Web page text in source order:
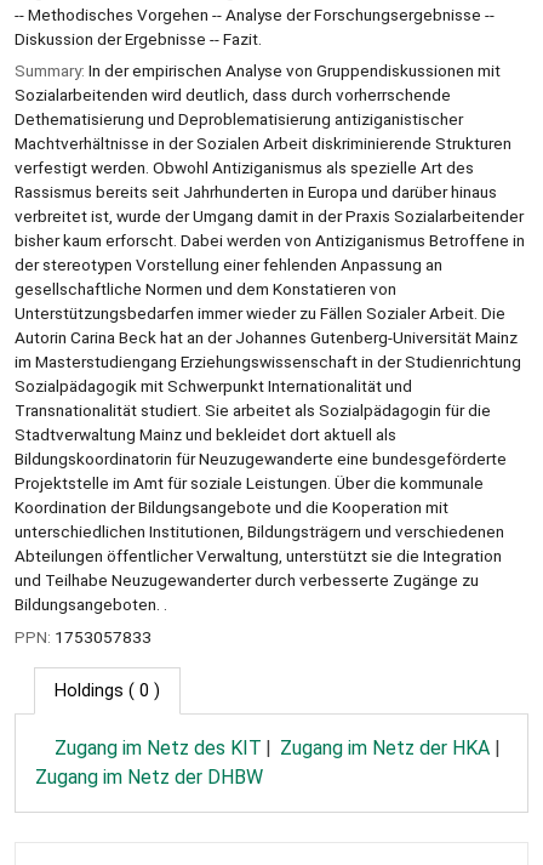
-- Methodisches Vorgehen -- Analyse der Forschungsergebnisse --
Diskussion der Ergebnisse -- Fazit.
Summary: In der empirischen Analyse von Gruppendiskussionen mit
Sozialarbeitenden wird deutlich, dass durch vorherrschende
Dethematisierung und Deproblematisierung antiziganistischer
Machtverhältnisse in der Sozialen Arbeit diskriminierende Strukturen
verfestigt werden. Obwohl Antiziganismus als spezielle Art des
Rassismus bereits seit Jahrhunderten in Europa und darüber hinaus
verbreitet ist, wurde der Umgang damit in der Praxis Sozialarbeitender
bisher kaum erforscht. Dabei werden von Antiziganismus Betroffene in
der stereotypen Vorstellung einer fehlenden Anpassung an
gesellschaftliche Normen und dem Konstatieren von
Unterstützungsbedarfen immer wieder zu Fällen Sozialer Arbeit. Die
Autorin Carina Beck hat an der Johannes Gutenberg-Universität Mainz
im Masterstudiengang Erziehungswissenschaft in der Studienrichtung
Sozialpädagogik mit Schwerpunkt Internationalität und
Transnationalität studiert. Sie arbeitet als Sozialpädagogin für die
Stadtverwaltung Mainz und bekleidet dort aktuell als
Bildungskoordinatorin für Neuzugewanderte eine bundesgeförderte
Projektstelle im Amt für soziale Leistungen. Über die kommunale
Koordination der Bildungsangebote und die Kooperation mit
unterschiedlichen Institutionen, Bildungsträgern und verschiedenen
Abteilungen öffentlicher Verwaltung, unterstützt sie die Integration
und Teilhabe Neuzugewanderter durch verbesserte Zugänge zu
Bildungsangeboten. .
PPN: 1753057833
Holdings ( 0 )
Zugang im Netz des KIT
Zugang im Netz der HKA
Zugang im Netz der DHBW